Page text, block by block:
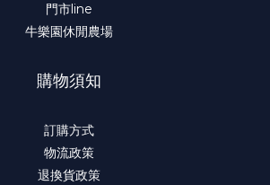
門市line
牛樂園休閒農場
購物須知
訂購方式
物流政策
退換貨政策